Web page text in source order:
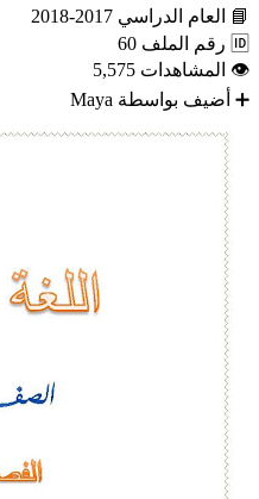
📘 العام الدراسي 2017-2018
🆔 رقم الملف 60
👁 المشاهدات 5,575
➕ أضيف بواسطة Maya